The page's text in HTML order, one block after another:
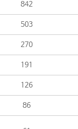
842
503
270
191
126
86